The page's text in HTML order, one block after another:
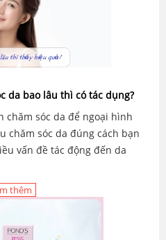
da bao lâu thì có tác dụng?
chăm sóc da để ngoại hình
chăm sóc da đúng cách bạn
vấn đề tác động đến da
thêm